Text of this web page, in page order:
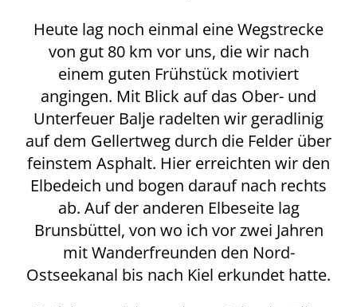
Heute lag noch einmal eine Wegstrecke
von gut 80 km vor uns, die wir nach
einem guten Frühstück motiviert
angingen. Mit Blick auf das Ober- und
Unterfeuer Balje radelten wir geradlinig
auf dem Gellertweg durch die Felder über
feinstem Asphalt. Hier erreichten wir den
Elbedeich und bogen darauf nach rechts
ab. Auf der anderen Elbeseite lag
Brunsbüttel, von wo ich vor zwei Jahren
mit Wanderfreunden den Nord-
Ostseekanal bis nach Kiel erkundet hatte.